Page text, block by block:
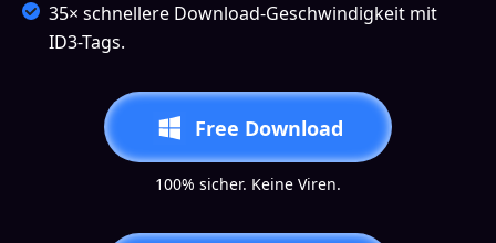
35× schnellere Download-Geschwindigkeit mit
ID3-Tags.
Free Download
100% sicher. Keine Viren.